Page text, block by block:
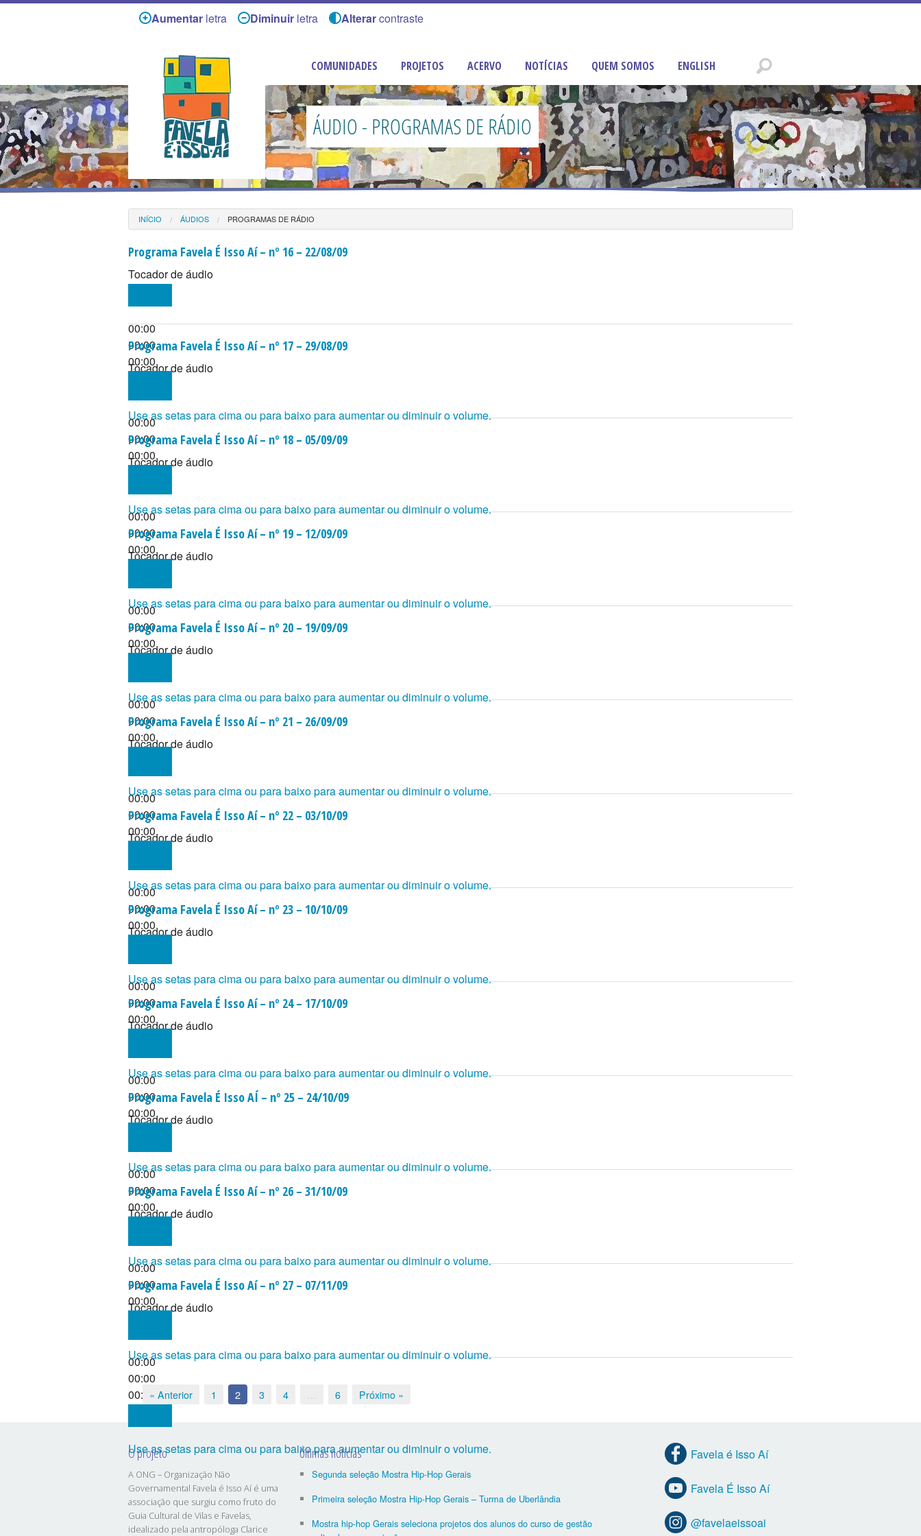
Aumentar letra Diminuir letra Alterarcontraste
COMUNIDADES PROJETOS ACERVO NOTÍCIAS QUEM SOMOS ENGLISH
ÁUDIO - PROGRAMAS DE RÁDIO
INÍCIO ÁUDIOS PROGRAMAS DE RÁDIO
Programa Favela É Isso Aí – nº 16 – 22/08/09
Tocador de áudio
00:00
00:00
00:00
Use as setas para cima ou para baixo para aumentar ou diminuir o volume.
Programa Favela É Isso Aí – nº 17 – 29/08/09
Tocador de áudio
00:00
00:00
00:00
Use as setas para cima ou para baixo para aumentar ou diminuir o volume.
Programa Favela É Isso Aí – nº 18 – 05/09/09
Tocador de áudio
00:00
00:00
00:00
Use as setas para cima ou para baixo para aumentar ou diminuir o volume.
Programa Favela É Isso Aí – nº 19 – 12/09/09
Tocador de áudio
00:00
00:00
00:00
Use as setas para cima ou para baixo para aumentar ou diminuir o volume.
Programa Favela É Isso Aí – nº 20 – 19/09/09
Tocador de áudio
00:00
00:00
00:00
Use as setas para cima ou para baixo para aumentar ou diminuir o volume.
Programa Favela É Isso Aí – nº 21 – 26/09/09
Tocador de áudio
00:00
00:00
00:00
Use as setas para cima ou para baixo para aumentar ou diminuir o volume.
Programa Favela É Isso Aí – nº 22 – 03/10/09
Tocador de áudio
00:00
00:00
00:00
Use as setas para cima ou para baixo para aumentar ou diminuir o volume.
Programa Favela É Isso Aí – nº 23 – 10/10/09
Tocador de áudio
00:00
00:00
00:00
Use as setas para cima ou para baixo para aumentar ou diminuir o volume.
Programa Favela É Isso Aí – nº 24 – 17/10/09
Tocador de áudio
00:00
00:00
00:00
Use as setas para cima ou para baixo para aumentar ou diminuir o volume.
Programa Favela É Isso AÍ – nº 25 – 24/10/09
Tocador de áudio
00:00
00:00
00:00
Use as setas para cima ou para baixo para aumentar ou diminuir o volume.
Programa Favela É Isso Aí – nº 26 – 31/10/09
Tocador de áudio
00:00
00:00
00:00
Use as setas para cima ou para baixo para aumentar ou diminuir o volume.
Programa Favela É Isso Aí – nº 27 – 07/11/09
Tocador de áudio
00:00
00:00
00:00
Use as setas para cima ou para baixo para aumentar ou diminuir o volume.
« Anterior 1 2 3 4 6 Próximo »
O projeto
A ONG – Organização Não
Governamental Favela é Isso Aí é uma
associação que surgiu como fruto do
Guia Cultural de Vilas e Favelas,
idealizado pela antropóloga Clarice
Últimas notícias
Segunda seleção Mostra Hip-Hop Gerais
Primeira seleção Mostra Hip-Hop Gerais – Turma de Uberlândia
Mostra hip-hop Gerais seleciona projetos dos alunos do curso de gestão
Favela é Isso Aí
Favela É Isso Aí
@favelaeissoai